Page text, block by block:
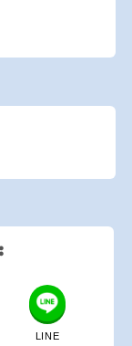
LINE